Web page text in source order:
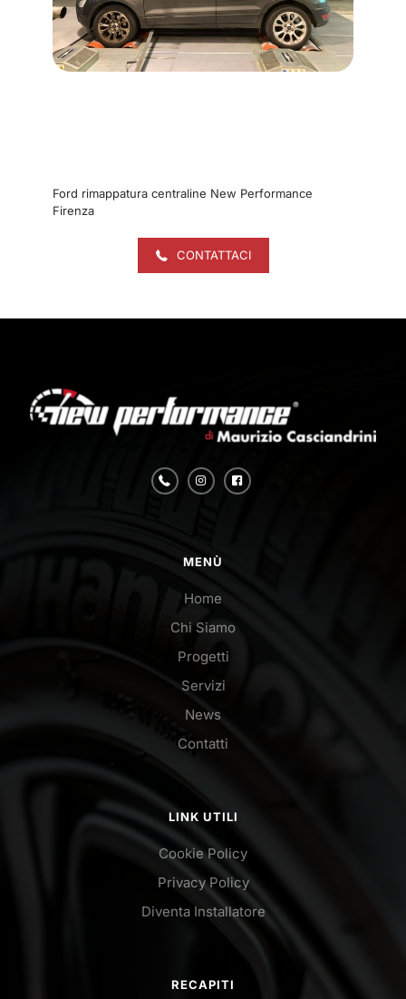
Ford rimappatura centraline New Performance
Firenza
CONTATTACI
MENÙ
Home
Chi Siamo
Progetti
Servizi
News
Contatti
LINK UTILI
Cookie Policy
Privacy Policy
Diventa Installatore
RECAPITI